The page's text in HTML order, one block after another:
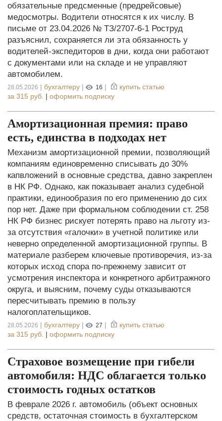
обязательные предсменные (предрейсовые)
медосмотры. Водители относятся к их числу. В
письме от 23.04.2026 № ТЗ/2707-6-1 Роструд
разъяснил, сохраняется ли эта обязанность у
водителей-экспедиторов в дни, когда они работают
с документами или на складе и не управляют
автомобилем.
28.05.2026 | бухгалтеру | 16 |
купить статью
за 315 руб. | оформить подписку
Амортизационная премия: право
есть, единства в подходах нет
Механизм амортизационной премии, позволяющий
компаниям единовременно списывать до 30%
капвложений в основные средства, давно закреплен
в НК РФ. Однако, как показывает анализ судебной
практики, единообразия по его применению до сих
пор нет. Даже при формальном соблюдении ст. 258
НК РФ бизнес рискует потерять право на льготу из-
за отсутствия «галочки» в учетной политике или
неверно определенной амортизационной группы. В
материале разберем ключевые противоречия, из-за
которых исход спора по-прежнему зависит от
усмотрения инспектора и конкретного арбитражного
округа, и выясним, почему суды отказываются
пересчитывать премию в пользу
налогоплательщиков.
28.05.2026 | бухгалтеру | 27 |
купить статью
за 315 руб. | оформить подписку
Страховое возмещение при гибели
автомобиля: НДС облагается только
стоимость годных остатков
В феврале 2026 г. автомобиль (объект основных
средств, остаточная стоимость в бухгалтерском